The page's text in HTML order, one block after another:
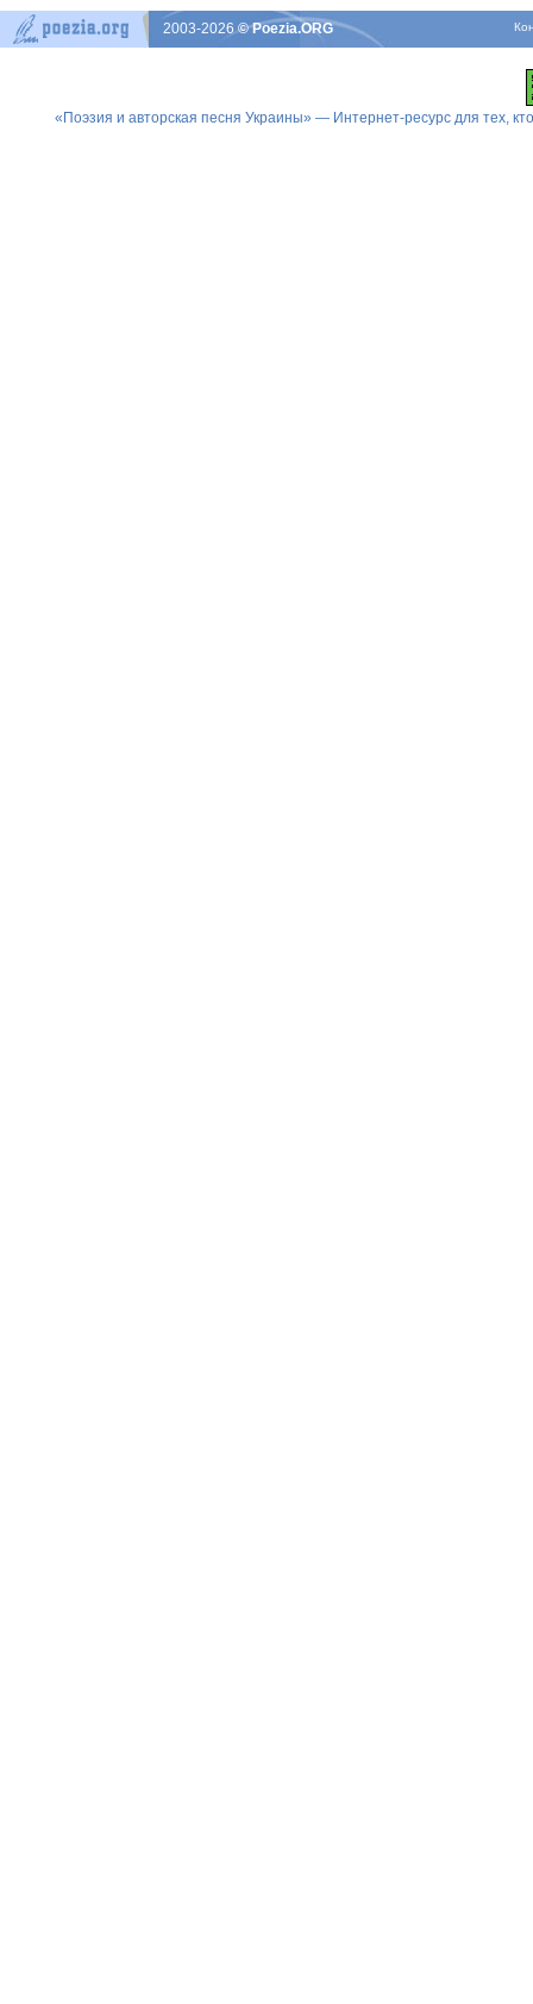
2003-2026© Poezia.ORG
«Поэзия и авторская песня Украины» — Интернет-ресурс для тех,